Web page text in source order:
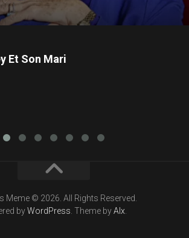
Et Son Mari
Meme © 2026. All Rights Reserved.
byWordPress. Theme byAlx.